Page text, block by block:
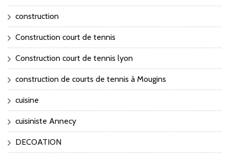
construction
Construction court de tennis
Construction court de tennis lyon
construction de courts de tennis à Mougins
cuisine
cuisiniste Annecy
DECOATION